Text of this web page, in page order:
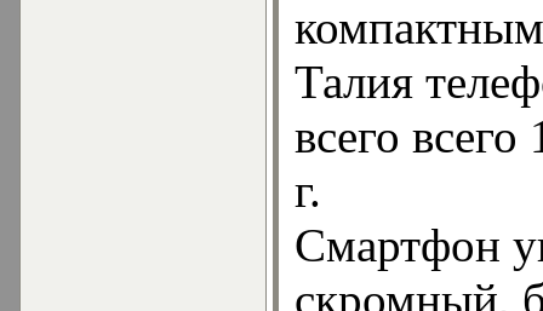
Талия
всего
г.
Смартфон
скромный,